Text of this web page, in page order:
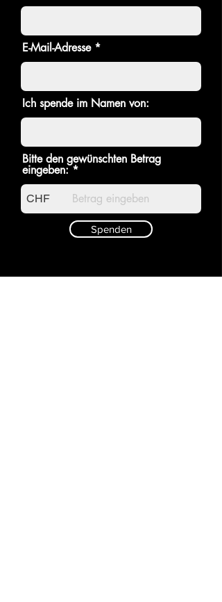
E-Mail-Adresse
Ich spende im Namen von:
Bitte den gewünschten Betrag
eingeben:
CHF
Spenden